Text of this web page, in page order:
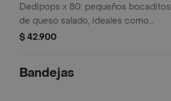
Dedipops x 80: pequeños bocaditos
de queso salado, ideales como
pasabocas tipo cóctel. Perfectos
$ 42.900
Bandejas